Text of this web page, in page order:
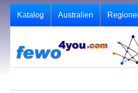
Katalog Australien